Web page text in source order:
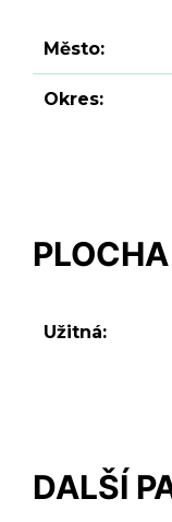
Město:
Okres:
PLOCHA
Užitná:
DALŠÍ